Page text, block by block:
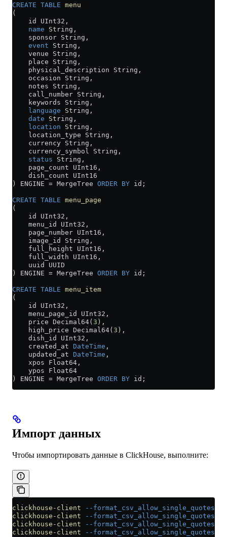
CREATE TABLE menu
(
    id UInt32,
    name
String,
    sponsor String,
    event
String,
    venue String,
    place String,
    physical_description String,
    occasion String,
    notes String,
    call_number String,
    keywords String,
    language
String,
    date
String,
    location
String,
    location_type String,
    currency String,
    currency_symbol String,
    status
String,
    page_count UInt16,
    dish_count UInt16
) ENGINE = MergeTree ORDER BY id;
CREATE TABLE menu_page
(
    id UInt32,
    menu_id UInt32,
    page_number UInt16,
    image_id String,
    full_height UInt16,
    full_width UInt16,
    uuid UUID
) ENGINE = MergeTree ORDER BY id;
CREATE TABLE menu_item
(
    id UInt32,
    menu_page_id UInt32,
    price Decimal64(
3 ),
    high_price Decimal64(
3 ),
    dish_id UInt32,
    created_at
DateTime ,
    updated_at
DateTime ,
    xpos Float64,
    ypos Float64
) ENGINE = MergeTree ORDER BY id;
Импорт данных
Чтобы импортировать данные в ClickHouse, выполните:
clickhouse-client --format_csv_allow_single_quotes
clickhouse-client --format_csv_allow_single_quotes
clickhouse-client --format_csv_allow_single_quotes
clickhouse-client --format_csv_allow_single_quotes